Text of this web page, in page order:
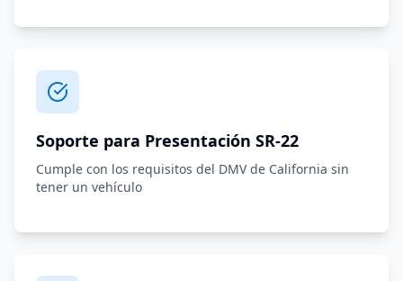
Soporte para Presentación SR-22
Cumple con los requisitos del DMV de California sin
tener un vehículo